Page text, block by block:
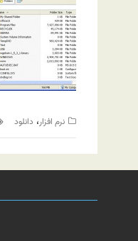
نرم افزار، دانلود